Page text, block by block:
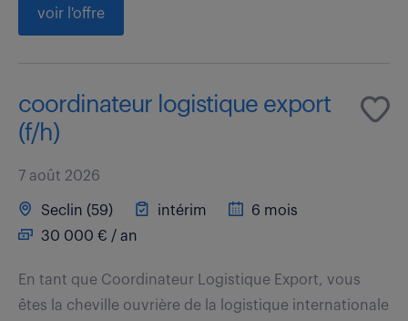
voir l'offre
coordinateur logistique export
(f/h)
7 août 2026
Seclin (59) intérim
6 mois
30 000 € / an
En tant que Coordinateur Logistique Export, vous
êtes la cheville ouvrière de la logistique internationale